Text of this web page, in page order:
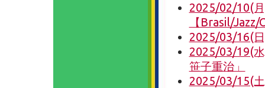
2025/02/10(
【Brasil/
2025/03/16(
2025/03/19(
笹子重治」
2025/03/15(